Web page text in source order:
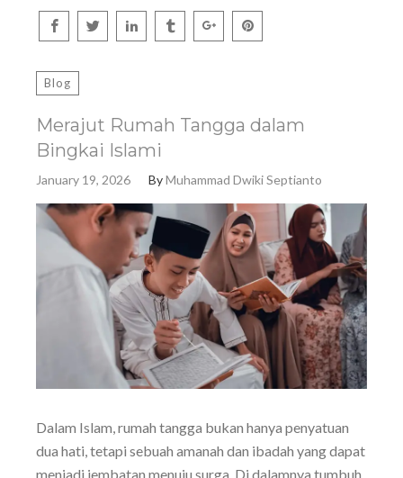
Blog
Merajut Rumah Tangga dalam
Bingkai Islami
January 19, 2026 ByMuhammad Dwiki Septianto
Dalam Islam, rumah tangga bukan hanya penyatuan
dua hati, tetapi sebuah amanah dan ibadah yang dapat
menjadi jembatan menuju surga. Di dalamnya tumbuh